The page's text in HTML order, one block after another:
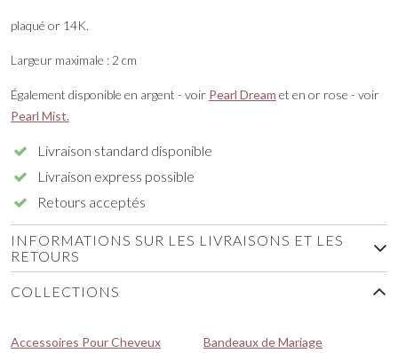
plaqué or 14K.
Largeur maximale : 2 cm
Également disponible en argent - voir Pearl Dream et en or rose - voir
Pearl Mist.
Livraison standard disponible
Livraison express possible
Retours acceptés
INFORMATIONS SUR LES LIVRAISONS ET LES
RETOURS
COLLECTIONS
Accessoires Pour Cheveux
Bandeaux de Mariage